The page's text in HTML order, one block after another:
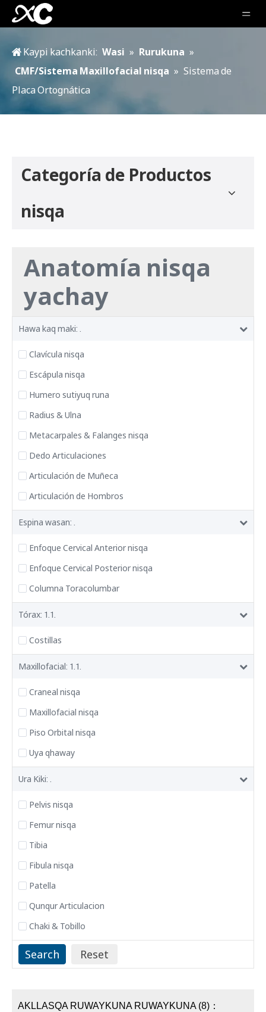
Kaypi kachkanki: Wasi » Rurukuna »
CMF/Sistema Maxillofacial nisqa » Sistema de
Placa Ortognática
Categoría de Productos
nisqa
Anatomía nisqa
yachay
Hawa kaq maki: .
Clavícula nisqa
Escápula nisqa
Humero sutiyuq runa
Radius & Ulna
Metacarpales & Falanges nisqa
Dedo Articulaciones
Articulación de Muñeca
Articulación de Hombros
Espina wasan: .
Enfoque Cervical Anterior nisqa
Enfoque Cervical Posterior nisqa
Columna Toracolumbar
Tórax: 1.1.
Costillas
Maxillofacial: 1.1.
Craneal nisqa
Maxillofacial nisqa
Piso Orbital nisqa
Uya qhaway
Ura Kiki: .
Pelvis nisqa
Femur nisqa
Tibia
Fibula nisqa
Patella
Qunqur Articulacion
Chaki & Tobillo
AKLLASQA RUWAYKUNA RUWAYKUNA (8)：